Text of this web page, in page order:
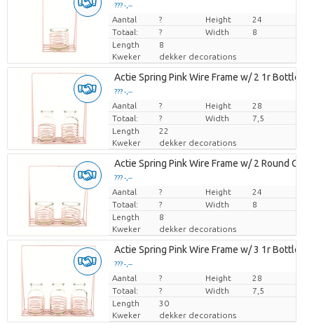
??? -,--
Prijs per stuk
Aantal ? Height
24
Totaal:
? Width
8
Length
8
Kweker
dekker decorations
Actie Spring Pink Wire Frame w/ 2 1r Bottles
??? -,--
Prijs per stuk
Aantal ? Height
28
Totaal:
? Width
7,5
Length
22
Kweker
dekker decorations
Actie Spring Pink Wire Frame w/ 2 Round
??? -,--
Prijs per stuk
Aantal ? Height
24
Totaal:
? Width
8
Length
8
Kweker
dekker decorations
Actie Spring Pink Wire Frame w/ 3 1r Bottles
??? -,--
Prijs per stuk
Aantal ? Height
28
Totaal:
? Width
7,5
Length
30
Kweker
dekker decorations